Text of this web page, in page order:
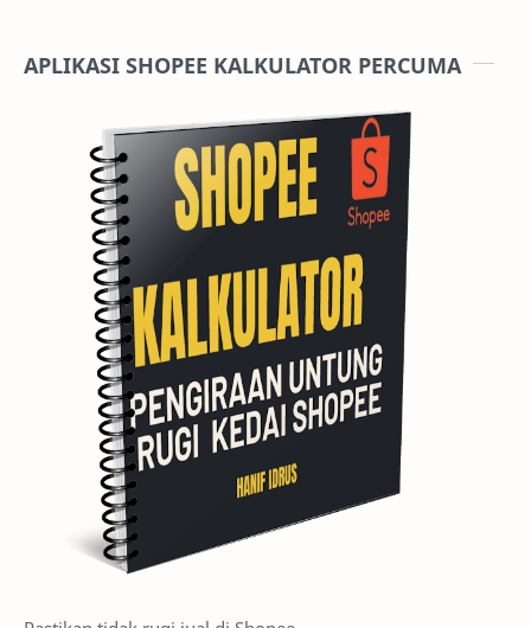
APLIKASI SHOPEE KALKULATOR PERCUMA